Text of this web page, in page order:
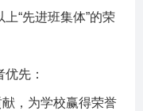
上“先进班集体”的荣
先：
，为学校赢得荣誉